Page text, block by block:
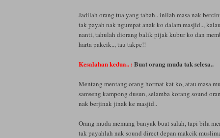
Jadilah orang tua yang tabah.. inilah masa nak
tak payah nak ngumpat anak ko dalam masjid..,
nanti, tahulah diorang balik pijak kubur ko dan
harta pakcik.., tau takpe!!
Kesalahan kedua.. : Buat orang muda tak selesa..
Mentang mentang orang hormat kat ko, atau masa
samseng kampong dusun, selamba korang sound
nak berjinak jinak ke masjid..
Orang muda memang banyak buat salah, tapi bila
tak payahlah nak sound direct depan makcik